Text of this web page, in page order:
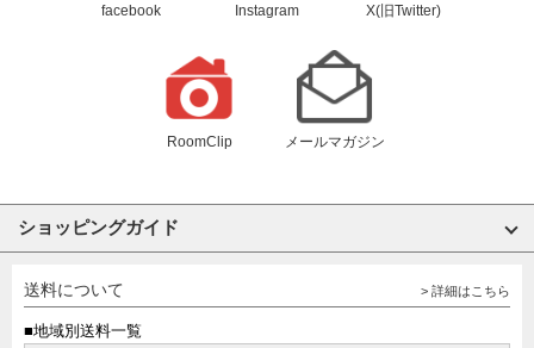
facebook Instagram X(旧Twitter)
RoomClip メールマガジン
ショッピングガイド
送料について > 詳細はこちら
■地域別送料一覧